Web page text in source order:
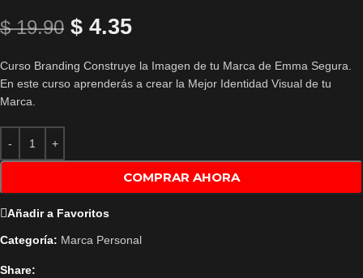
$19.90 $ 4.35
Curso Branding Construye la Imagen de tu Marca de Emma Segura.
En este curso aprenderás a crear la Mejor Identidad Visual de tu
Marca.
COMPRAR AHORA
Añadir a Favoritos
Categoría: Marca Personal
Share: